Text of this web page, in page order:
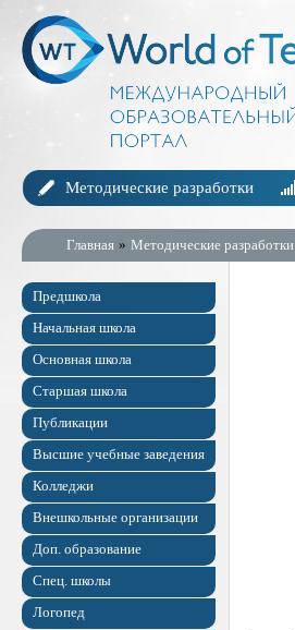
Методические разработки
Главная » Методические разработки
Предшкола
Начальная школа
Основная школа
Старшая школа
Публикации
Высшие учебные заведения
Колледжи
Внешкольные организации
Доп. образование
Спец. школы
Логопед